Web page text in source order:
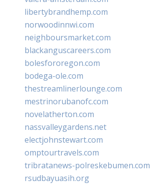
libertybrandhemp.com
norwoodinnwi.com
neighboursmarket.com
blackanguscareers.com
bolesfororegon.com
bodega-ole.com
thestreamlinerlounge.com
mestrinorubanofc.com
novelatherton.com
nassvalleygardens.net
electjohnstewart.com
omptourtravels.com
tribratanews-polreskebumen.com
rsudbayuasih.org